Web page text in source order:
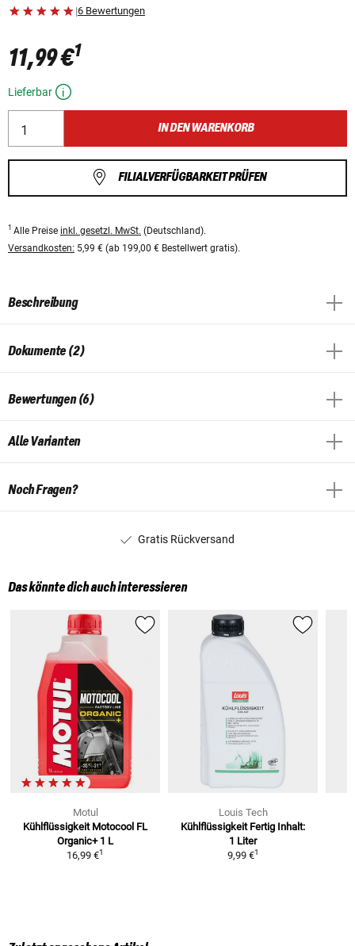
|6 Bewertungen
11,99 €1
Lieferbar
IN DEN WARENKORB
FILIALVERFÜGBARKEIT PRÜFEN
1 Alle Preise inkl. gesetzl. MwSt. (Deutschland).
Versandkosten: 5,99 € (ab 199,00 € Bestellwert gratis).
Beschreibung
Dokumente (2)
Bewertungen (6)
Alle Varianten
Noch Fragen?
Gratis Rückversand
Das könnte dich auch interessieren
Motul
Kühlflüssigkeit Motocool FL
Organic+ 1 L
16,99 €1
Louis Tech
Kühlflüssigkeit Fertig Inhalt:
1 Liter
9,99 €1